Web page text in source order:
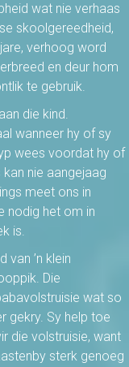
wat nie verhaas
skoolgereedheid,
verhoog word
en deur hom
te gebruik.
die kind.
wanneer hy of sy
wees voordat hy of
nie aangejaag
meet ons in
nodig het om in
is.
van ’n klein
Die
wat so
gekry. Sy help toe
die volstruisie, want
sterk genoeg